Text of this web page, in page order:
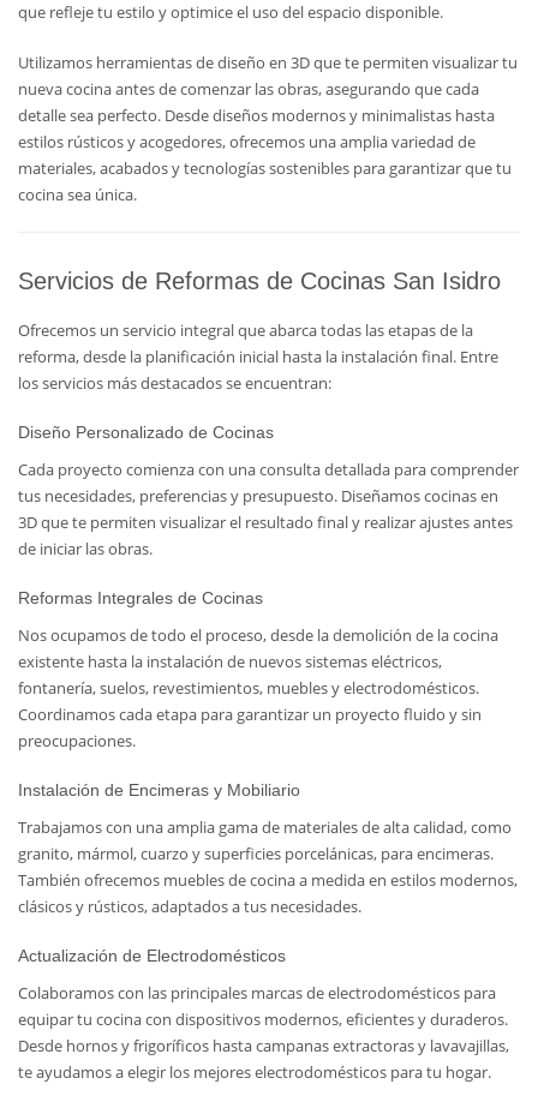
que refleje tu estilo y optimice el uso del espacio disponible.
Utilizamos herramientas de diseño en 3D que te permiten visualizar tu
nueva cocina antes de comenzar las obras, asegurando que cada
detalle sea perfecto. Desde diseños modernos y minimalistas hasta
estilos rústicos y acogedores, ofrecemos una amplia variedad de
materiales, acabados y tecnologías sostenibles para garantizar que tu
cocina sea única.
Servicios de Reformas de Cocinas San Isidro
Ofrecemos un servicio integral que abarca todas las etapas de la
reforma, desde la planificación inicial hasta la instalación final. Entre
los servicios más destacados se encuentran:
Diseño Personalizado de Cocinas
Cada proyecto comienza con una consulta detallada para comprender
tus necesidades, preferencias y presupuesto. Diseñamos cocinas en
3D que te permiten visualizar el resultado final y realizar ajustes antes
de iniciar las obras.
Reformas Integrales de Cocinas
Nos ocupamos de todo el proceso, desde la demolición de la cocina
existente hasta la instalación de nuevos sistemas eléctricos,
fontanería, suelos, revestimientos, muebles y electrodomésticos.
Coordinamos cada etapa para garantizar un proyecto fluido y sin
preocupaciones.
Instalación de Encimeras y Mobiliario
Trabajamos con una amplia gama de materiales de alta calidad, como
granito, mármol, cuarzo y superficies porcelánicas, para encimeras.
También ofrecemos muebles de cocina a medida en estilos modernos,
clásicos y rústicos, adaptados a tus necesidades.
Actualización de Electrodomésticos
Colaboramos con las principales marcas de electrodomésticos para
equipar tu cocina con dispositivos modernos, eficientes y duraderos.
Desde hornos y frigoríficos hasta campanas extractoras y lavavajillas,
te ayudamos a elegir los mejores electrodomésticos para tu hogar.